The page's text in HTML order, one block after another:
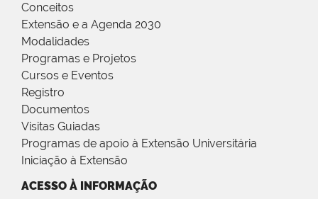
Conceitos
Extensão e a Agenda 2030
Modalidades
Programas e Projetos
Cursos e Eventos
Registro
Documentos
Visitas Guiadas
Programas de apoio à Extensão Universitária
Iniciação à Extensão
ACESSO À INFORMAÇÃO